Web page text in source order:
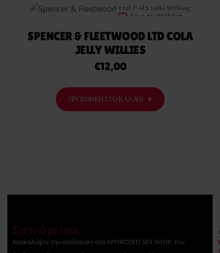
Save to Wishlist
SPENCER & FLEETWOOD LTD COLA
JELLY WILLIES
€12,00
ΠΡΟΣΘΉΚΗ ΣΤΟ ΚΑΛΆΘΙ
Σχετικά με εμάς
Ανακαλύψτε την απόλαυση στο APHRODITI SEX SHOP, τον